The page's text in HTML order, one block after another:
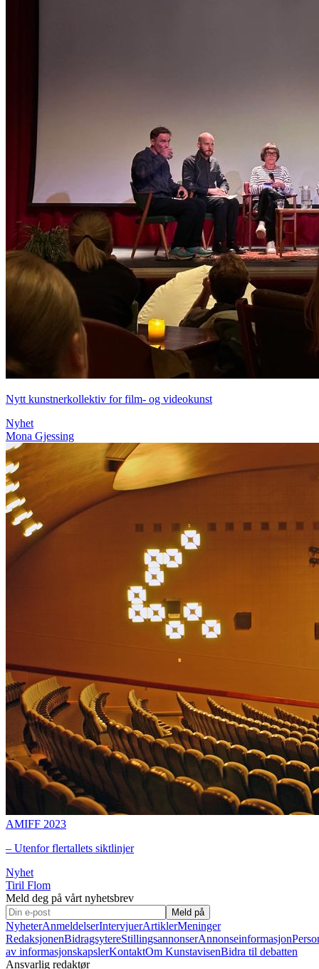
Nytt kunstnerkollektiv for film- og videokunst
Nyhet
Mona Gjessing
AMIFF 2023
– Utenfor flertallets siktlinjer
Nyhet
Tiril Flom
Meld deg på vårt nyhetsbrev
Meld på
NyheterAnmeldelserIntervjuerArtiklerMeninger
RedaksjonenBidragsytereStillingsannonserAnnonseinformasjon
av informasjonskapslerKontaktOm KunstavisenBidra til debatten
Ansvarlig redaktør